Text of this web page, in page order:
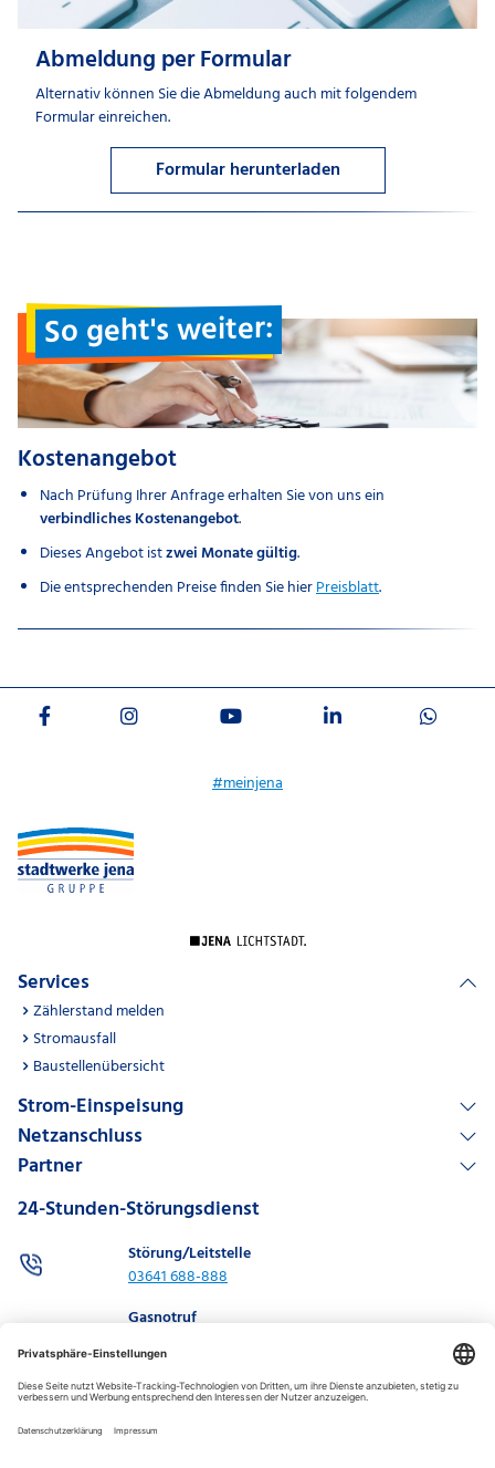
Abmeldung per Formular
Alternativ können Sie die Abmeldung auch mit folgendem
Formular einreichen.
Formular herunterladen
So geht's weiter:
Kostenangebot
Nach Prüfung Ihrer Anfrage erhalten Sie von uns ein
verbindliches Kostenangebot.
Dieses Angebot istzwei Monate gültig.
Die entsprechenden Preise finden Sie hierPreisblatt.
#meinjena
Services
Zählerstand melden
Stromausfall
Baustellenübersicht
Strom-Einspeisung
Netzanschluss
Partner
24-Stunden-Störungsdienst
Störung/Leitstelle
03641 688-888
Gasnotruf
03641 688-886
0800 0688 886
Kontakt